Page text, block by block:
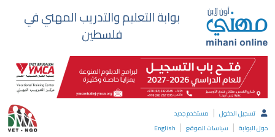
بوابة التعليم والتدريب المهني في
فلسطين
تسجيل الدخول | مستخدم جديد
حول البوابة | سياسات الموقع |
English